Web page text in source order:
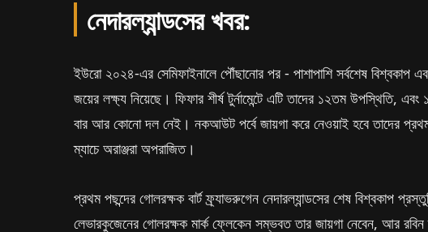
নেদারল্যান্ডসের খবর:
ইউরো ২০২৪-এর সেমিফাইনালে পৌঁছানোর পর - পাশাপাশি সর্বশেষ বিশ্বকাপ
জয়ের লক্ষ্য নিয়েছে। ফিফার শীর্ষ টুর্নামেন্টে এটি তাদের ১২তম উপস্থিতি,
বার আর কোনো দল নেই। নকআউট পর্বে জায়গা করে নেওয়াই হবে তাদের
ম্যাচে অরাঞ্জরা অপরাজিত।
প্রথম পছন্দের গোলরক্ষক বার্ট ফ্র্যাভরুগেন নেদারল্যান্ডসের শেষ বিশ্বকাপ
লেভারকুজেনের গোলরক্ষক মার্ক ফ্লেকেন সম্ভবত তার জায়গা নেবেন, আর